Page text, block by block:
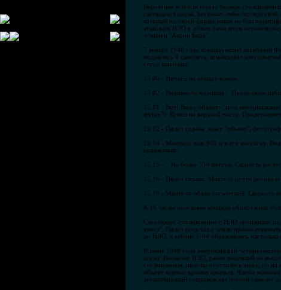
Вероятнее всего историю боевых
светящиеся шары. Без каких-либо
который по своей форме никак не был
атаковать НЛО у обоих самолетов
эсминец "Аарон Бард"...
7 января 1948 года командующий авиабазой
поднялись 4 самолета, командовал ими
строк капитана:
15.00 - Ничего не обнаруживаю.
15.02 - Видимость хорошая... Продолжаю
15.11 - Вот! Вижу объект - диск
футах?). Купол на верхней части.
15.12 - Пилот справа: вижу "объект",
15.14 - Мантелл: еще 900 и я его настигну.
оранжевым.
15.15 - ...Не более 350 метров. Скорость
15.16 - Пилот справа: Мантелл почти догнал
15.18 - Мантелл: объек гигантский. Скорость
К 16 часам поисковая команда обнаружила
Следующее столкновение с НЛО произошло
хвост". Пилот получил с земли приказ
до НЛО, в кабине F-94 образовалась настолько
В июне 1948 года американский
диску. Внезапно НЛО, ранее висевший на
столкновения, пилоты опустились ниже; но на
объект задевал кромки крыльев. Члены
дискообразный сопровождал пустой самолет